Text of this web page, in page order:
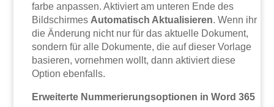
farbe anpassen. Aktiviert am unteren Ende des
Bildschirmes Automatisch Aktualisieren. Wenn ihr
die Änderung nicht nur für das aktuelle Dokument,
sondern für alle Dokumente, die auf dieser Vorlage
basieren, vornehmen wollt, dann aktiviert diese
Option ebenfalls.
Erweiterte Nummerierungsoptionen in Word 365